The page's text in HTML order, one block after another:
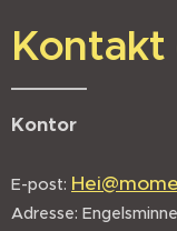
Kontakt
Kontor
E-post:
Adresse: